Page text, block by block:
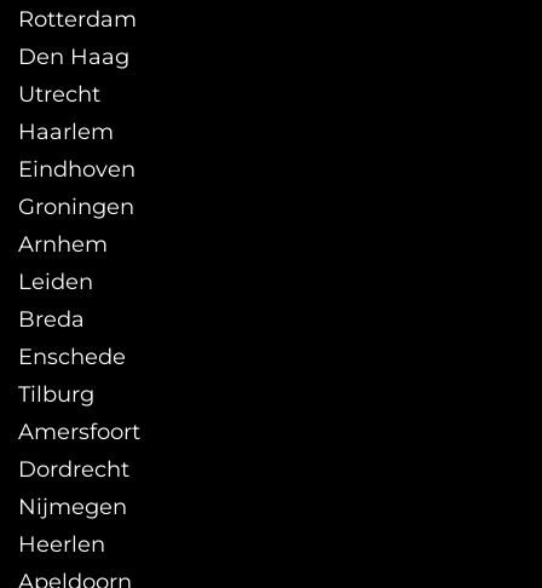
Rotterdam
Den Haag
Utrecht
Haarlem
Eindhoven
Groningen
Arnhem
Leiden
Breda
Enschede
Tilburg
Amersfoort
Dordrecht
Nijmegen
Heerlen
Apeldoorn